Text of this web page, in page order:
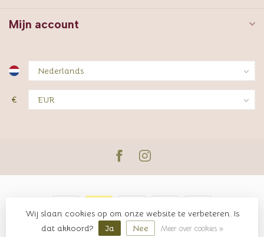
Mijn account
€
© Copyright 2026 JUTTER & Co.
Wij slaan cookies op om onze website te verbeteren. Is
dat akkoord?
Ja Nee Meer over cookies »